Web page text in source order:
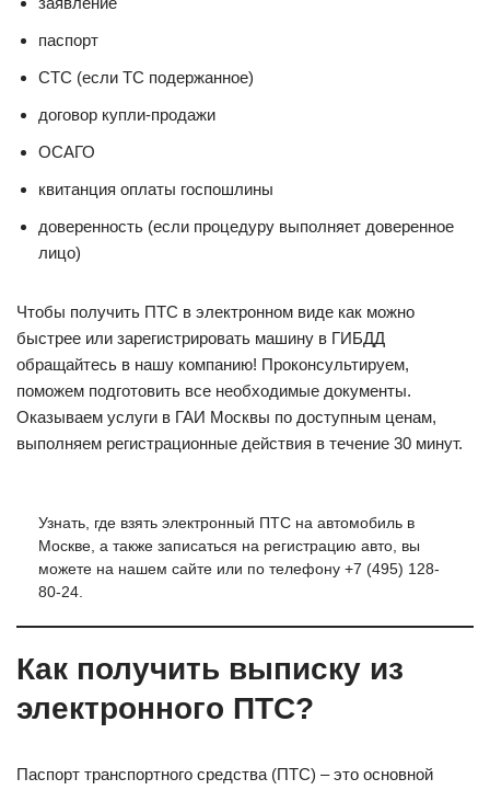
паспорт
СТС (если ТС подержанное)
договор купли-продажи
ОСАГО
квитанция оплаты госпошлины
доверенность (если процедуру выполняет доверенное
лицо)
Чтобы получить ПТС в электронном виде как можно
быстрее или зарегистрировать машину в ГИБДД
обращайтесь в нашу компанию! Проконсультируем,
поможем подготовить все необходимые документы.
Оказываем услуги в ГАИ Москвы по доступным ценам,
выполняем регистрационные действия в течение 30 минут.
Узнать, где взять электронный ПТС на автомобиль в
Москве, а также записаться на регистрацию авто, вы
можете на нашем сайте или по телефону +7 (495) 128-
80-24.
Как получить выписку из
электронного ПТС?
Паспорт транспортного средства (ПТС) – это основной